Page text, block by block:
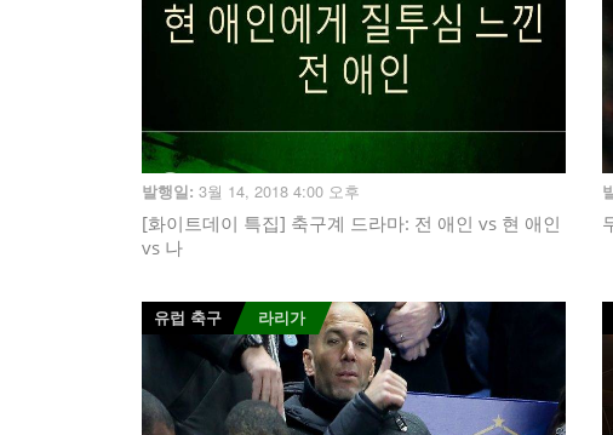
발행일: 3월 14, 2018 4:00 오후
[화이트데이 특집] 축구계 드라마: 전 애인 vs 현 애인
vs 나
유럽 축구 라리가